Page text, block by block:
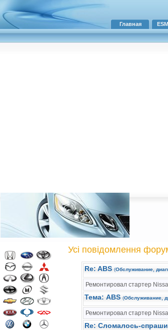
Главная
Усі повідомлення
Re: ABS (Обслуживание,
Ремонтировал стартер
Тема: ABS (Обслуживание,
Ремонтировал стартер
Re: Сломалось-